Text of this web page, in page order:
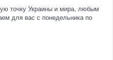
точку Украины и мира, любым
для вас с понедельника по